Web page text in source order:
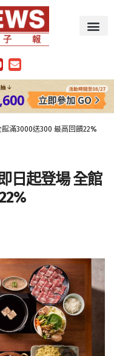
滿3000送300 最高回饋22%
日起登場 全館